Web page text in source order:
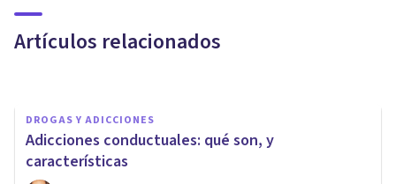
Artículos relacionados
y tratamiento
DROGAS Y ADICCIONES
Adicciones conductuales: qué son, y
características